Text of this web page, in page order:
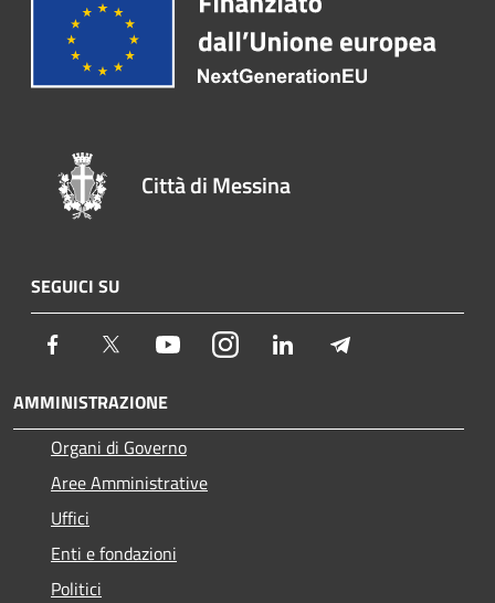
Città di Messina
SEGUICI SU
Facebook Twitter YoutubeInstagram LinkedIn
AMMINISTRAZIONE
Organi di Governo
Aree Amministrative
Uffici
Enti e fondazioni
Politici